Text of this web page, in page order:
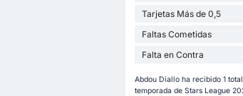
Tarjetas Más de 0,5
Faltas Cometidas
Falta en Contra
Abdou Diallo ha recibido 1
temporada de Stars League